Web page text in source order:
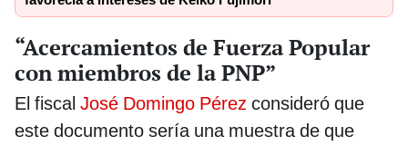
“Acercamientos de Fuerza Popular
con miembros de la PNP”
El fiscal José Domingo Pérez consideró que
este documento sería una muestra de que